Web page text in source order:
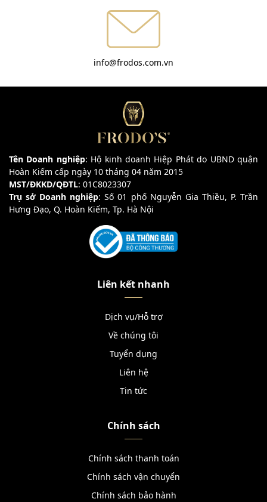
info@frodos.com.vn
Tên Doanh nghiệp: Hộ kinh doanh Hiệp Phát do UBND quận
Hoàn Kiếm cấp ngày 10 tháng 04 năm 2015
MST/ĐKKD/QĐTL: 01C8023307
Trụ sở Doanh nghiệp: Số 01 phố Nguyễn Gia Thiều, P. Trần
Hưng Đạo, Q. Hoàn Kiếm, Tp. Hà Nội
Liên kết nhanh
Dịch vụ/Hỗ trợ
Về chúng tôi
Tuyển dụng
Liên hệ
Tin tức
Chính sách
Chính sách thanh toán
Chính sách vận chuyển
Chính sách bảo hành